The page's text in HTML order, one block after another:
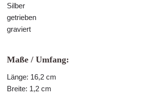
Silber
getrieben
graviert
Maße / Umfang:
Länge: 16,2 cm
Breite: 1,2 cm